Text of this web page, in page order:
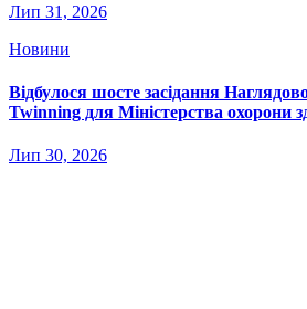
Лип 31, 2026
Новини
Відбулося шосте засідання
Twinning для Міністерства охорони
Лип 30, 2026